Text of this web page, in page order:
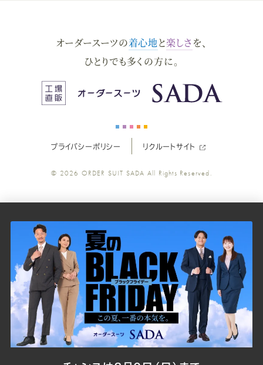
ー
ス
ツ
の
公
式
Youtube
ー
ス
ー
の
公
式
Facebook
ー
ス
ー
ツ
の
公
式
Twitter
ー
ス
ツ
の
公
式
ス
ツ
の
公
式
LINE
オーダースーツの着心地と楽しさ を、
ひとりでも多くの方に。
プライバシーポリシー リクルートサイト
© 2026 ORDER SUIT SADA All Rights Reserved.